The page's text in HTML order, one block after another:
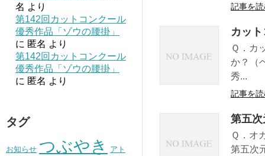
名 より
第142回カットコンクール
優秀作品「ゾウの腰掛」
に 匿名 より
第142回カットコンクール
優秀作品「ゾウの腰掛」
に 匿名 より
タグ
お知らせ つぶやき
アト
記事を
カッ
Ｑ．カ
か？（
秀...
記事を
第五
Ｑ．オ
第五次